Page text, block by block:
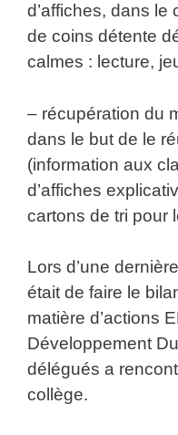
d’affiches, dans le
de coins détente
calmes : lecture,
– récupération du
dans le but de le
(information aux
d’affiches
cartons de tri pour
Lors d’une
était de faire le
matière d’actions
Développement
délégués a
collège.